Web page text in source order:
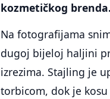
kozmetičkog brenda.
Na fotografijama
dugoj bijeloj haljini
izrezima. Stajling je
torbicom, dok je